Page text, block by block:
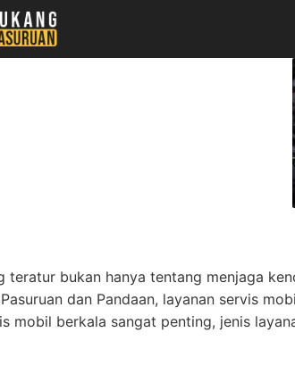
teratur bukan hanya tentang menjaga
dan Pandaan, layanan servis
mobil berkala sangat penting, jenis